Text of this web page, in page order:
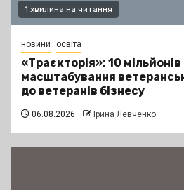
1 хвилина на читання
новини освіта
«Траєкторія»: 10
масштабування
до ветеранів бізнесу
06.08.2026 Ірина Левченко